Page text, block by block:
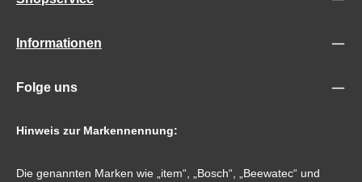
Informationen
Folge uns
Hinweis zur Markennennung:
Die genannten Marken wie „item“, „Bosch“, „Beewatec“ und